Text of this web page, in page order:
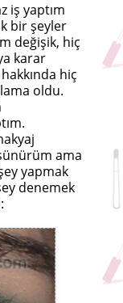
iş yaptım
bir şeyler
değişik, hiç
karar
hiç
oldu.
ama
yapmak
denemek